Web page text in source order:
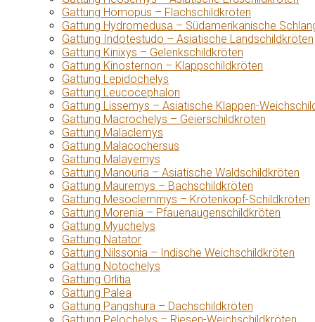
Gattung Homopus – Flachschildkröten
Gattung Hydromedusa – Südamerikanische
Gattung Indotestudo – Asiatische Landschildkröten
Gattung Kinixys – Gelenkschildkröten
Gattung Kinosternon – Klappschildkröten
Gattung Lepidochelys
Gattung Leucocephalon
Gattung Lissemys – Asiatische Klappen-
Gattung Macrochelys – Geierschildkröten
Gattung Malaclemys
Gattung Malacochersus
Gattung Malayemys
Gattung Manouria – Asiatische Waldschildkröten
Gattung Mauremys – Bachschildkröten
Gattung Mesoclemmys – Krötenkopf-Schildkröten
Gattung Morenia – Pfauenaugenschildkröten
Gattung Myuchelys
Gattung Natator
Gattung Nilssonia – Indische Weichschildkröten
Gattung Notochelys
Gattung Orlitia
Gattung Palea
Gattung Pangshura – Dachschildkröten